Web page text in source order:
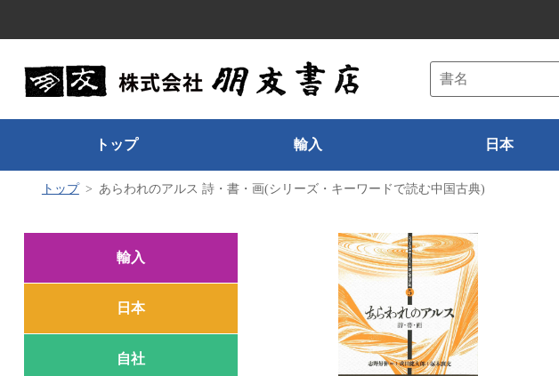
トップ 輸入 日本
トップ あらわれのアルス 詩・書・画(シリーズ・キーワードで読む中国古典)
輸入
日本
自社